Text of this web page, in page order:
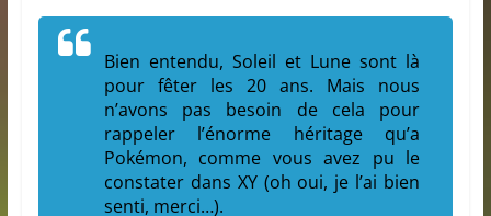
Bien entendu, Soleil et Lune sont là
pour fêter les 20 ans. Mais nous
n’avons pas besoin de cela pour
rappeler l’énorme héritage qu’a
Pokémon, comme vous avez pu le
constater dans XY (oh oui, je l’ai bien
senti, merci…).